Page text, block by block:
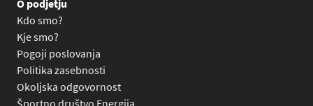
O podjetju
Kdo smo?
Kje smo?
Pogoji poslovanja
Politika zasebnosti
Okoljska odgovornost